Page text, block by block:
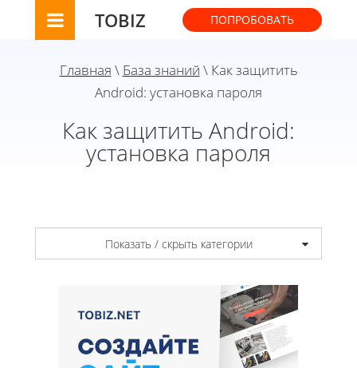
TOBIZ ПОПРОБОВАТЬ
Главная \ База знаний \ Как защитить
Android: установка пароля
Как защитить Android:
установка пароля
Показать / скрыть категории